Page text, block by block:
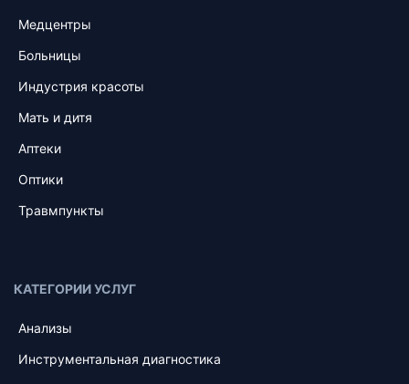
Медцентры
Больницы
Индустрия красоты
Мать и дитя
Аптеки
Оптики
Травмпункты
КАТЕГОРИИ УСЛУГ
Анализы
Инструментальная диагностика